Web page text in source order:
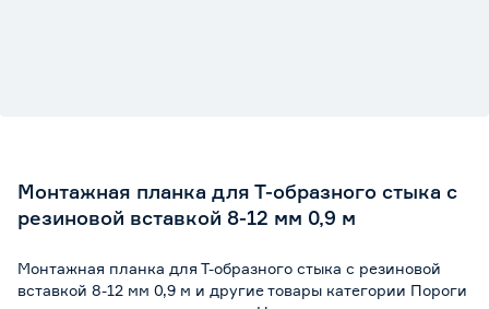
Монтажная планка для Т-образного стыка с
резиновой вставкой 8-12 мм 0,9 м
Монтажная планка для Т-образного стыка с резиновой
вставкой 8-12 мм 0,9 м и другие товары категории Пороги